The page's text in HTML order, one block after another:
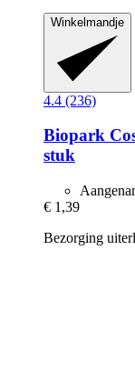
Winkelmandje
4.4 (236)
Biopark
stuk
€ 1,39
Bezorging